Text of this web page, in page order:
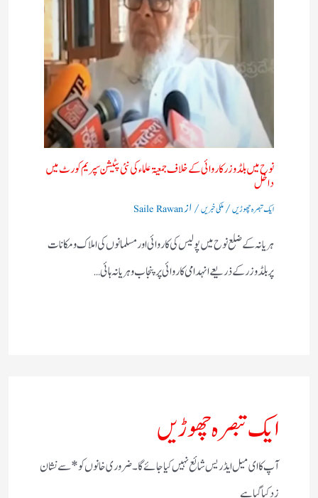
نوح میں بلڈوزر کاروائی کے خلاف جمعیۃ علماء کی نئی پٹیشن سپریم کورٹ میں
داخل
ایک تبصرہ چھوڑیں/ملکی خبریں/ ازSaile Rawan
ہریانہ کے ضلع نوح میں پولیس کی کاروائی اور مسلمانوں کی املاک و مکانات
پر بلڈوزر کے ذریعے انہدامی کاروائی پر پنجاب و ہریانہ ہائی…
ایک تبصرہ چھوڑیں
آپ کا ای میل ایڈریس شائع نہیں کیا جائے گا۔ضروری خانوں کو*سے نشان
زد کیا گیا ہے